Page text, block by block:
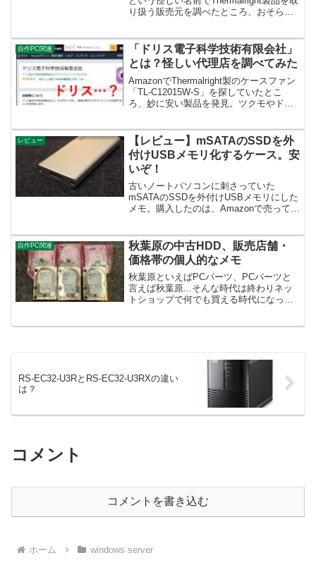
り扱う販売元を調べたところ、おそらく
代理店は「株式会社ディラック」そ...
自作PC関連
「ドリス電子科学技術有限会社」
とは？怪しい代理店を調べてみた
AmazonでThermalright製のケースファン
「TL-C12015W-S」を探していたとこ
ろ、妙に安い製品を発見。ツクモやドス
な翻訳...怪しい...
レビュー
【レビュー】mSATAのSSDを外
付けUSBメモリ化するケース。安
いぞ！
古いノートパソコンに刺さっていた
mSATAのSSDを外付けUSBメモリにした
メモ。購入したのは、Amazonで売ってい
SSDの規格に注意！このSS...
自作PC関連
秋葉原の中古HDD、販売店舗・
価格帯の個人的なメモ
秋葉原といえばPCパーツ、PCパーツと
言えば秋葉原...そんな時代は終わりネッ
トショップで何でも買える時代になって
RS-EC32-U3RとRS-EC32-U3RXの違い
は？
コメント
コメントを書き込む
ホーム windows server